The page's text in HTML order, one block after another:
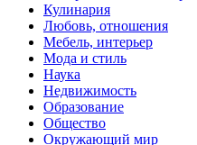
Кулинария
Любовь, отношения
Мебель, интерьер
Мода и стиль
Наука
Недвижимость
Образование
Общество
Окружающий мир